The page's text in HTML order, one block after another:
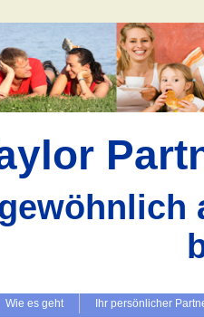
Wie es geht Ihr persönlicher